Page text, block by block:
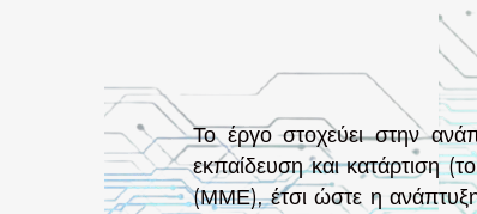
Το έργο στοχεύει στην
εκπαίδευση και κατάρτιση
(ΜΜΕ), έτσι ώστε η